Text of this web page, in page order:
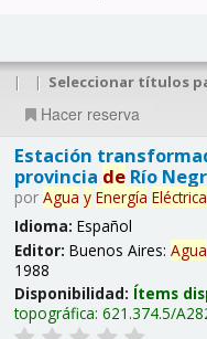
| | Seleccionar títulos
Hacer reserva
Estación
provincia deRío
por Agua y Energía
Idioma: Español
Editor: Buenos Aires: Agua
1988
Disponibilidad: Ítems
topográfica: 621.374.5/